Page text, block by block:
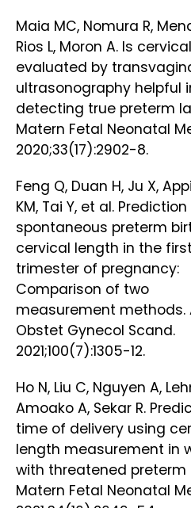
Maia MC, Nomura R,
Rios L, Moron A. Is
evaluated by
ultrasonography helpful
detecting true preterm
Matern Fetal Neonatal
2020;33(17):2902-8.
Feng Q, Duan H, Ju X,
KM, Tai Y, et al.
spontaneous preterm
cervical length in the first
trimester of pregnancy:
Comparison of two
measurement methods.
Obstet Gynecol Scand.
2021;100(7):1305-12.
Ho N, Liu C, Nguyen A,
Amoako A, Sekar R.
time of delivery using
length measurement in
with threatened preterm
Matern Fetal Neonatal